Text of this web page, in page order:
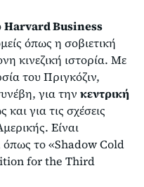
Harvard Business
όπως η σοβιετική
κινεζική ιστορία. Με
του Πριγκόζιν,
για την κεντρική
και για τις σχέσεις
Είναι
το «Shadow Cold
for the Third